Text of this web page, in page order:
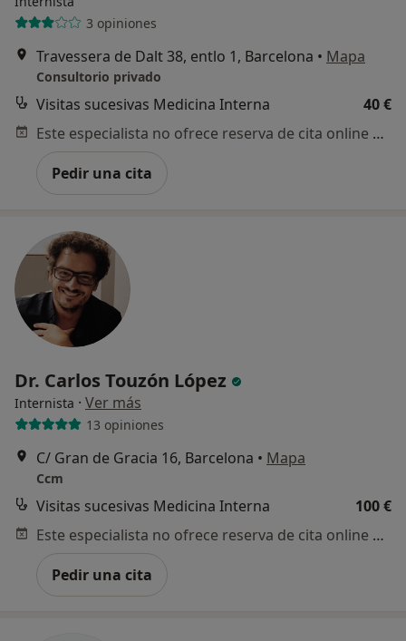
3 opiniones
Travessera de Dalt 38, entlo 1, Barcelona • Mapa
Consultorio privado
Visitas sucesivas Medicina Interna
40 €
Este especialista no ofrece reserva de cita online en esta dirección.
Pedir una cita
Dr. Carlos Touzón López
Internista · Ver más
13 opiniones
C/ Gran de Gracia 16, Barcelona • Mapa
Ccm
Visitas sucesivas Medicina Interna
100 €
Este especialista no ofrece reserva de cita online en esta dirección.
Pedir una cita